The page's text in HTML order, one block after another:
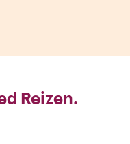
Reizen.